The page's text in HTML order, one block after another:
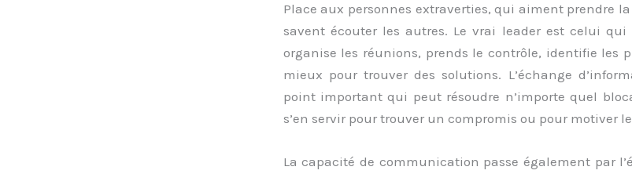
Place aux personnes extraverties, qui aiment prendre
savent écouter les autres. Le vrai leader est celui
organise les réunions, prends le contrôle, identifie les
mieux pour trouver des solutions. L’échange
point important qui peut résoudre n’importe quel
s’en servir pour trouver un compromis ou pour motiver
La capacité de communication passe également par